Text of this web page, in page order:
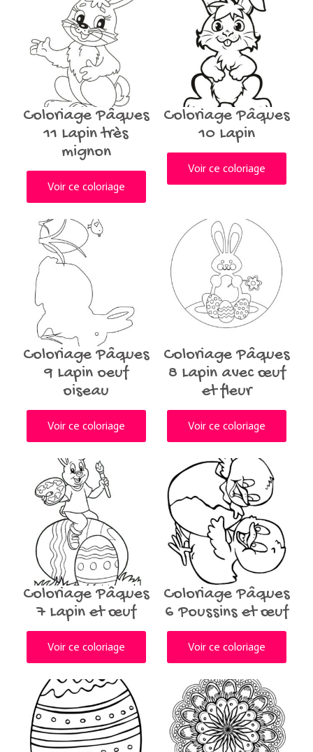
Coloriage Pâques
11 Lapin très
mignon
Voir ce coloriage
Coloriage Pâques
10 Lapin
Voir ce coloriage
Coloriage Pâques
9 Lapin oeuf
oiseau
Voir ce coloriage
Coloriage Pâques
8 Lapin avec œuf
et fleur
Voir ce coloriage
Coloriage Pâques
7 Lapin et œuf
Voir ce coloriage
Coloriage Pâques
6 Poussins et œuf
Voir ce coloriage